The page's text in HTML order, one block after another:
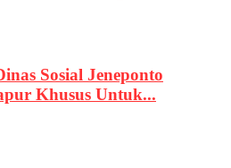
Sosial Jeneponto
Khusus Untuk...